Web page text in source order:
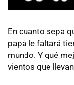
En cuanto sepa
papá le faltará
mundo. Y qué
vientos que